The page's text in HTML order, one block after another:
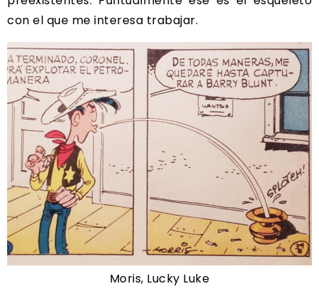
con el que me interesa trabajar.
Moris, Lucky Luke